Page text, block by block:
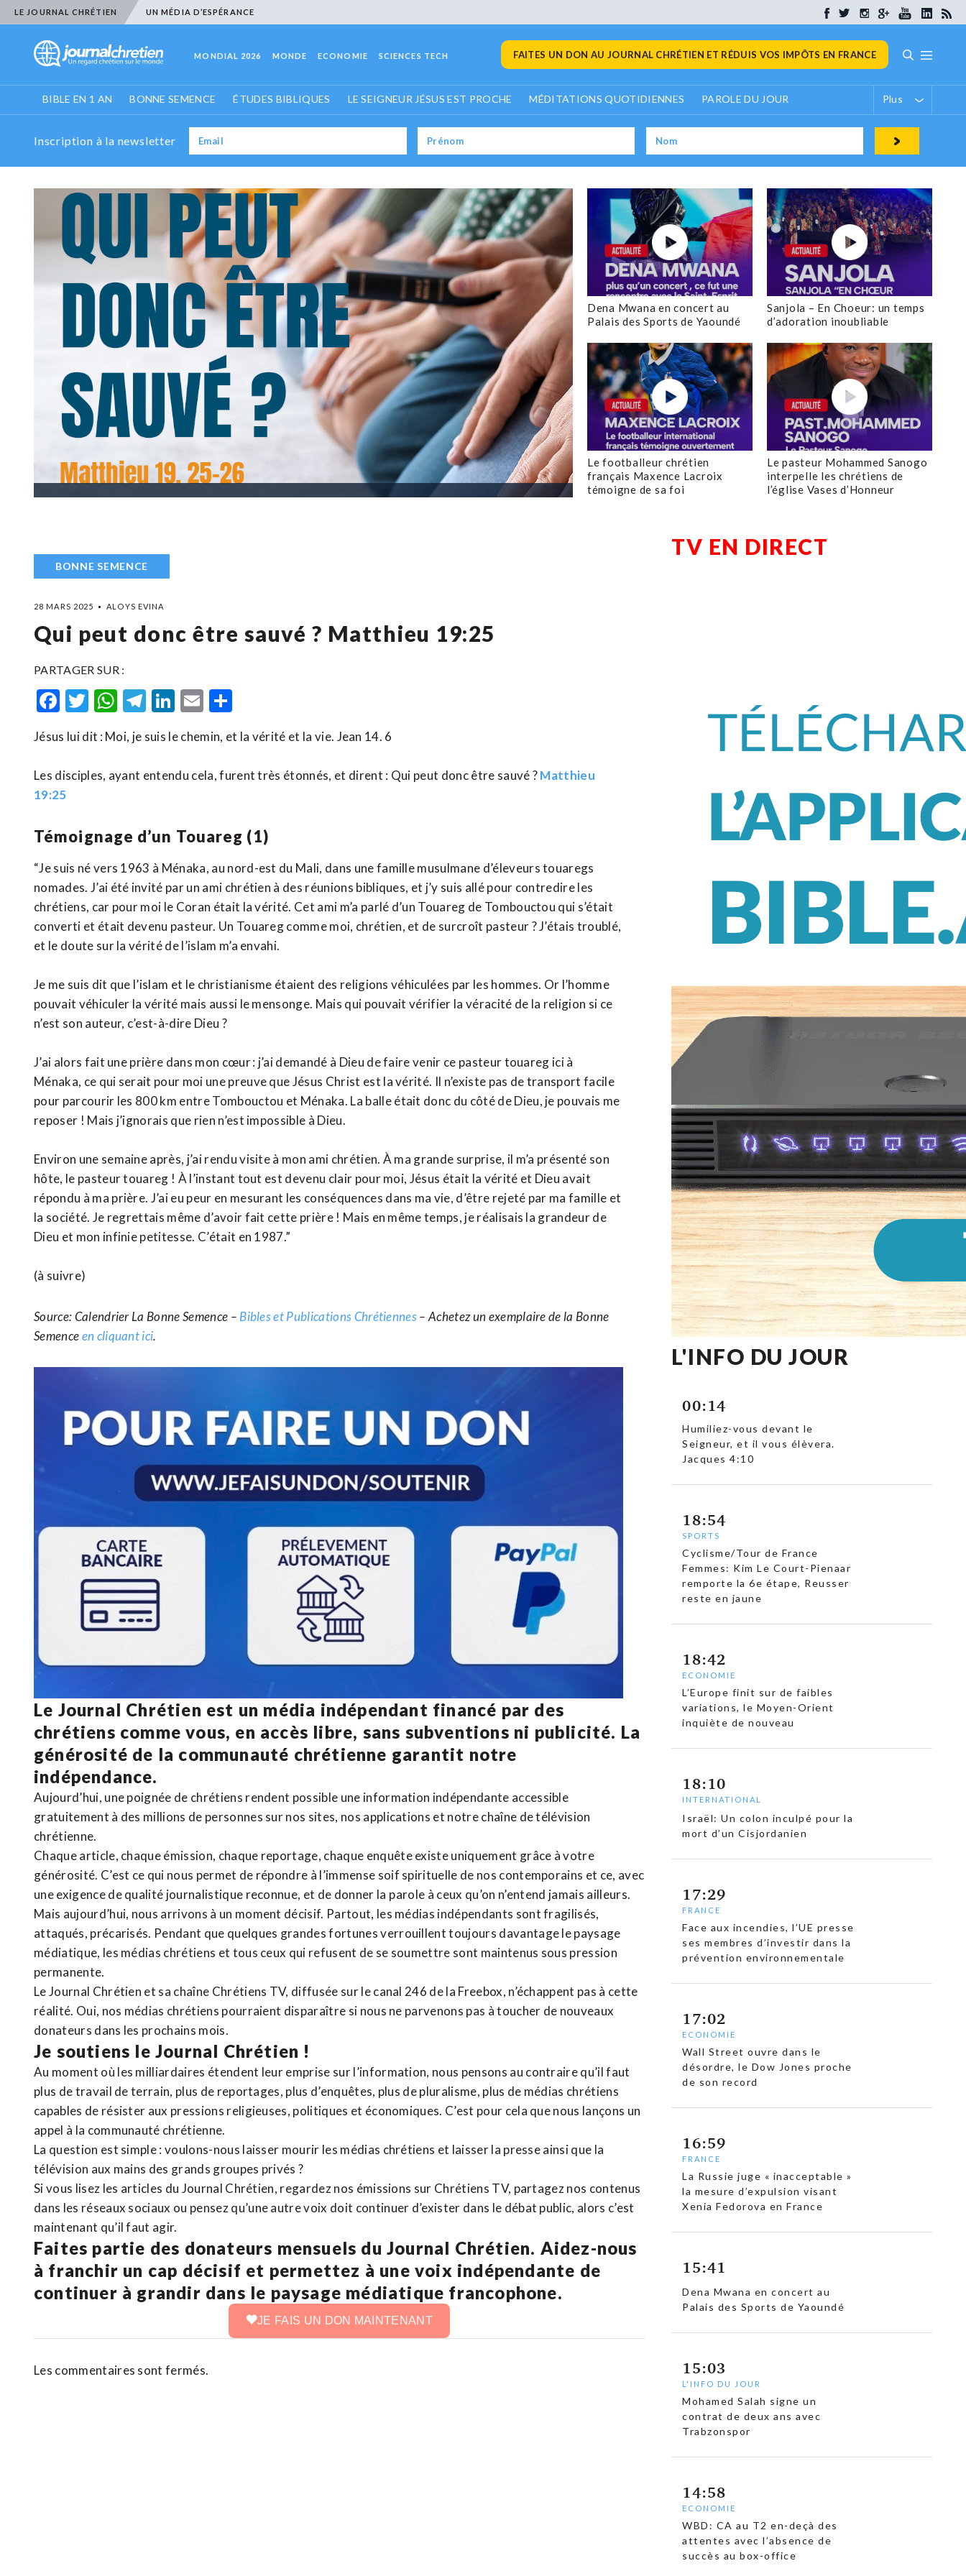
LE JOURNAL CHRÉTIEN UN MÉDIA D’ESPÉRANCE
MONDIAL 2026 MONDE ECONOMIE SCIENCES TECH FAITES UN DON AU JOURNAL CHRÉTIEN ET RÉDUIS VOS IMPÔTS EN FRANCE
BIBLE EN 1 AN BONNE SEMENCE ÉTUDES BIBLIQUES LE SEIGNEUR JÉSUS EST PROCHE MÉDITATIONS QUOTIDIENNES PAROLE DU JOUR Plus
Inscription à la newsletter
Dena Mwana en concert au
Palais des Sports de Yaoundé
Sanjola – En Choeur: un temps
d’adoration inoubliable
Le footballeur chrétien
français Maxence Lacroix
témoigne de sa foi
Le pasteur Mohammed Sanogo
interpelle les chrétiens de
l’église Vases d’Honneur
BONNE SEMENCE
28 MARS 2025 ALOYS EVINA
Qui peut donc être sauvé ? Matthieu 19:25
PARTAGER SUR :
Facebook
Twitter
WhatsApp
Telegram
LinkedIn
Email
Jésus lui dit : Moi, je suis le chemin, et la vérité et la vie. Jean 14. 6
Les disciples, ayant entendu cela, furent très étonnés, et dirent : Qui peut donc être sauvé ?Matthieu
19:25
Témoignage d’un Touareg (1)
“Je suis né vers 1963 à Ménaka, au nord-est du Mali, dans une famille musulmane d’éleveurs touaregs
nomades. J’ai été invité par un ami chrétien à des réunions bibliques, et j’y suis allé pour contredire les
chrétiens, car pour moi le Coran était la vérité. Cet ami m’a parlé d’un Touareg de Tombouctou qui s’était
converti et était devenu pasteur. Un Touareg comme moi, chrétien, et de surcroît pasteur ? J’étais troublé,
et le doute sur la vérité de l’islam m’a envahi.
Je me suis dit que l’islam et le christianisme étaient des religions véhiculées par les hommes. Or l’homme
pouvait véhiculer la vérité mais aussi le mensonge. Mais qui pouvait vérifier la véracité de la religion si ce
n’est son auteur, c’est-à-dire Dieu ?
J’ai alors fait une prière dans mon cœur : j’ai demandé à Dieu de faire venir ce pasteur touareg ici à
Ménaka, ce qui serait pour moi une preuve que Jésus Christ est la vérité. Il n’existe pas de transport facile
pour parcourir les 800 km entre Tombouctou et Ménaka. La balle était donc du côté de Dieu, je pouvais me
reposer ! Mais j’ignorais que rien n’est impossible à Dieu.
Environ une semaine après, j’ai rendu visite à mon ami chrétien. À ma grande surprise, il m’a présenté son
hôte, le pasteur touareg ! À l’instant tout est devenu clair pour moi, Jésus était la vérité et Dieu avait
répondu à ma prière. J’ai eu peur en mesurant les conséquences dans ma vie, d’être rejeté par ma famille et
la société. Je regrettais même d’avoir fait cette prière ! Mais en même temps, je réalisais la grandeur de
Dieu et mon infinie petitesse. C’était en 1987.”
(à suivre)
Source: Calendrier La Bonne Semence – Bibles et Publications Chrétiennes– Achetez un exemplaire de la Bonne
Semenceen cliquant ici.
Le Journal Chrétien est un média indépendant financé par des
chrétiens comme vous, en accès libre, sans subventions ni publicité. La
générosité de la communauté chrétienne garantit notre
indépendance.
Aujourd’hui, une poignée de chrétiens rendent possible une information indépendante accessible
gratuitement à des millions de personnes sur nos sites, nos applications et notrechaîne de télévision
chrétienne.
Chaque article, chaque émission, chaque reportage, chaque enquête existe uniquement grâce à votre
générosité. C’est ce qui nous permet de répondre à l’immense soif spirituelle de nos contemporains et ce, avec
une exigence de qualité journalistique reconnue, et de donner la parole à ceux qu’on n’entend jamais ailleurs.
Mais aujourd’hui, nous arrivons à un moment décisif. Partout, les médias indépendants sont fragilisés,
attaqués, précarisés. Pendant que quelques grandes fortunes verrouillent toujours davantage le paysage
médiatique, les médias chrétiens et tous ceux qui refusent de se soumettre sont maintenus sous pression
permanente.
Le Journal Chrétien et sa chaîne Chrétiens TV, diffusée sur le canal 246 de la Freebox, n’échappent pas à cette
réalité. Oui, nos médias chrétiens pourraient disparaître si nous ne parvenons pas à toucher de nouveaux
donateurs dans les prochains mois.
Je soutiens le Journal Chrétien !
Au moment où les milliardaires étendent leur emprise sur l’information, nous pensons au contraire qu’il faut
plus de travail de terrain, plus de reportages, plus d’enquêtes, plus de pluralisme, plus de médias chrétiens
capables de résister aux pressions religieuses, politiques et économiques. C’est pour cela que nous lançons un
appel à la communauté chrétienne.
La question est simple : voulons-nous laisser mourir les médias chrétiens et laisser la presse ainsi que la
télévision aux mains des grands groupes privés ?
Si vous lisez les articles du Journal Chrétien, regardez nos émissions sur Chrétiens TV, partagez nos contenus
dans les réseaux sociaux ou pensez qu’une autre voix doit continuer d’exister dans le débat public, alors c’est
maintenant qu’il faut agir.
Faites partie des donateurs mensuels du Journal Chrétien. Aidez-nous
à franchir un cap décisif et permettez à une voix indépendante de
continuer à grandir dans le paysage médiatique francophone.
JE FAIS UN DON MAINTENANT
Les commentaires sont fermés.
TV EN DIRECT
L'INFO DU JOUR
00:14
Humiliez-vous devant le
Seigneur, et il vous élèvera.
Jacques 4:10
18:54
SPORTS
Cyclisme/Tour de France
Femmes: Kim Le Court-Pienaar
remporte la 6e étape, Reusser
reste en jaune
18:42
ECONOMIE
L’Europe finit sur de faibles
variations, le Moyen-Orient
inquiète de nouveau
18:10
INTERNATIONAL
Israël: Un colon inculpé pour la
mort d’un Cisjordanien
17:29
FRANCE
Face aux incendies, l’UE presse
ses membres d’investir dans la
prévention environnementale
17:02
ECONOMIE
Wall Street ouvre dans le
désordre, le Dow Jones proche
de son record
16:59
FRANCE
La Russie juge « inacceptable »
la mesure d’expulsion visant
Xenia Fedorova en France
15:41
Dena Mwana en concert au
Palais des Sports de Yaoundé
15:03
L'INFO DU JOUR
Mohamed Salah signe un
contrat de deux ans avec
Trabzonspor
14:58
ECONOMIE
WBD: CA au T2 en-deçà des
attentes avec l’absence de
succès au box-office